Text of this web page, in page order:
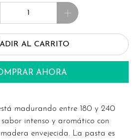
AL CARRITO
AHORA
madurando entre 180 y 240
intenso y aromático con
envejecida. La pasta es